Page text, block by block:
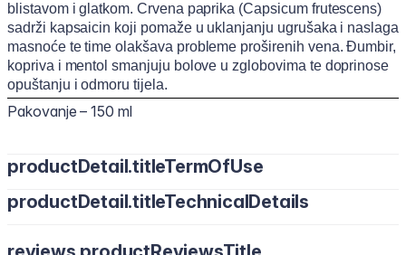
blistavom i glatkom. Crvena paprika (Capsicum frutescens)
sadrži kapsaicin koji pomaže u uklanjanju ugrušaka i naslaga
masnoće te time olakšava probleme proširenih vena. Đumbir,
kopriva i mentol smanjuju bolove u zglobovima te doprinose
opuštanju i odmoru tijela.
Pakovanje – 150 ml
productDetail.titleTermOfUse
productDetail.titleTechnicalDetails